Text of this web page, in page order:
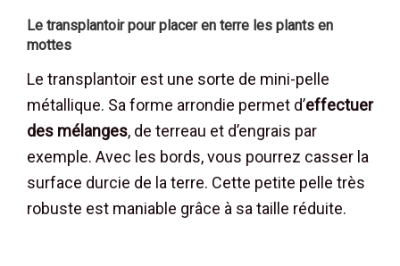
Le transplantoir pour placer en terre les plants en
mottes
Le transplantoir est une sorte de mini-pelle
métallique. Sa forme arrondie permet d’effectuer
des mélanges, de terreau et d’engrais par
exemple. Avec les bords, vous pourrez casser la
surface durcie de la terre. Cette petite pelle très
robuste est maniable grâce à sa taille réduite.